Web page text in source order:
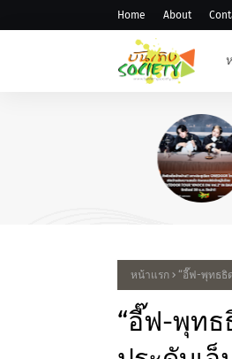
Home About
หน้าแรก “อี๊ฟ-พุทธธิ
“อี๊ฟ-พุทธ